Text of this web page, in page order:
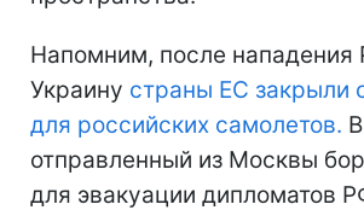
Напомним, после нападения
Украину страны ЕС закрыли
для российских самолетов.
отправленный из Москвы
для эвакуации дипломатов